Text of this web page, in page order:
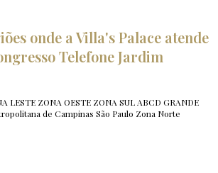
onde a Villa's Palace atende
Telefone Jardim
LESTE ZONA OESTE ZONA SUL ABCD GRANDE
de Campinas São Paulo Zona Norte